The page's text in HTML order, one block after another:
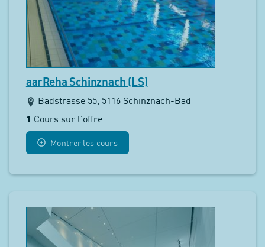
aarReha Schinznach (LS)
Badstrasse 55, 5116 Schinznach-Bad
1
Cours sur l'offre
Montrer les cours